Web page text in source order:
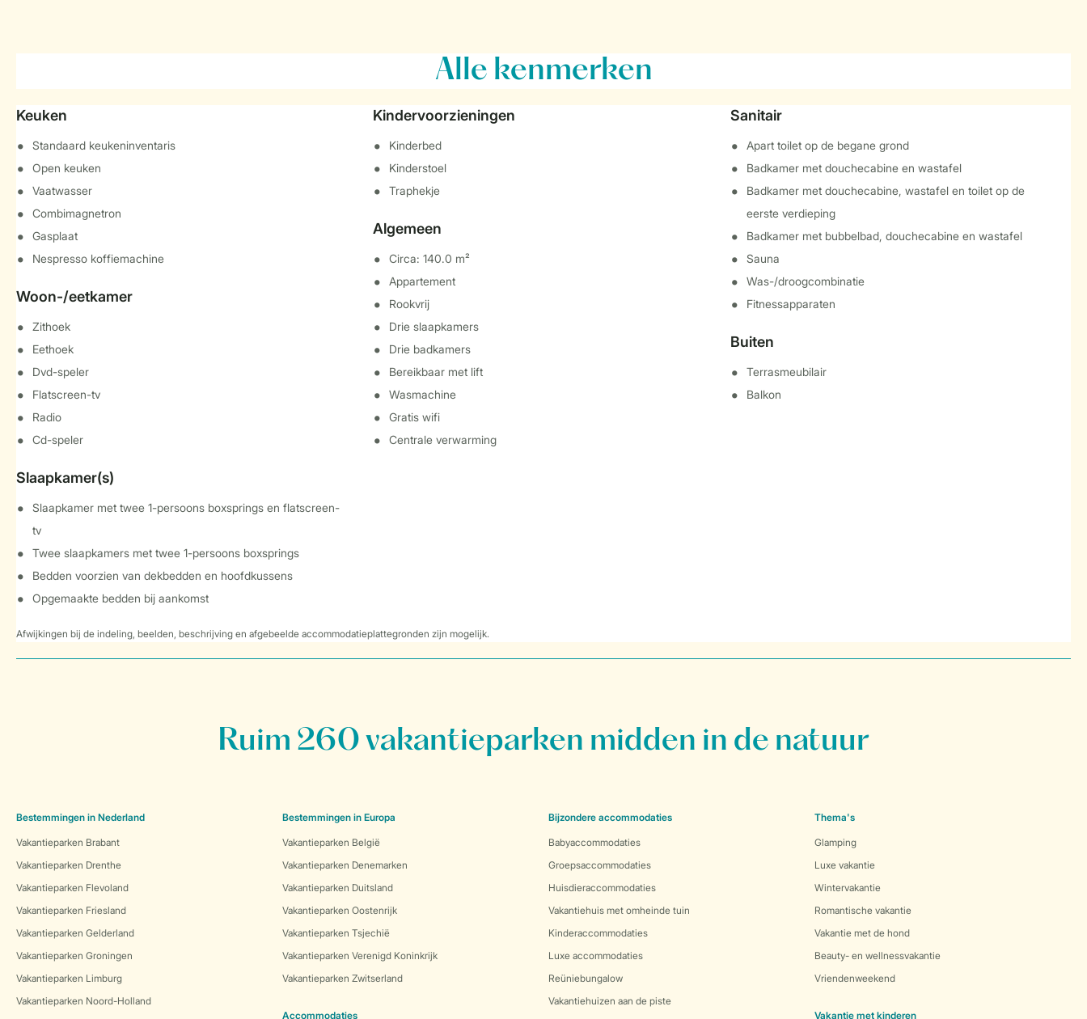
Alle kenmerken
Keuken
Standaard keukeninventaris
Open keuken
Vaatwasser
Combimagnetron
Gasplaat
Nespresso koffiemachine
Woon-/eetkamer
Zithoek
Eethoek
Dvd-speler
Flatscreen-tv
Radio
Cd-speler
Slaapkamer(s)
Slaapkamer met twee 1-persoons boxsprings en flatscreen-
tv
Twee slaapkamers met twee 1-persoons boxsprings
Bedden voorzien van dekbedden en hoofdkussens
Opgemaakte bedden bij aankomst
Kindervoorzieningen
Kinderbed
Kinderstoel
Traphekje
Algemeen
Circa: 140.0 m²
Appartement
Rookvrij
Drie slaapkamers
Drie badkamers
Bereikbaar met lift
Wasmachine
Gratis wifi
Centrale verwarming
Sanitair
Apart toilet op de begane grond
Badkamer met douchecabine en wastafel
Badkamer met douchecabine, wastafel en toilet op de
eerste verdieping
Badkamer met bubbelbad, douchecabine en wastafel
Sauna
Was-/droogcombinatie
Fitnessapparaten
Buiten
Terrasmeubilair
Balkon
Afwijkingen bij de indeling, beelden, beschrijving en afgebeelde accommodatieplattegronden zijn mogelijk.
Ruim 260 vakantieparken midden in de natuur
Bestemmingen in Nederland
Vakantieparken Brabant
Vakantieparken Drenthe
Vakantieparken Flevoland
Vakantieparken Friesland
Vakantieparken Gelderland
Vakantieparken Groningen
Vakantieparken Limburg
Vakantieparken Noord-Holland
Bestemmingen in Europa
Vakantieparken België
Vakantieparken Denemarken
Vakantieparken Duitsland
Vakantieparken Oostenrijk
Vakantieparken Tsjechië
Vakantieparken Verenigd Koninkrijk
Vakantieparken Zwitserland
Accommodaties
Bijzondere accommodaties
Babyaccommodaties
Groepsaccommodaties
Huisdieraccommodaties
Vakantiehuis met omheinde tuin
Kinderaccommodaties
Luxe accommodaties
Reüniebungalow
Vakantiehuizen aan de piste
Thema's
Glamping
Luxe vakantie
Wintervakantie
Romantische vakantie
Vakantie met de hond
Beauty- en wellnessvakantie
Vriendenweekend
Vakantie met kinderen